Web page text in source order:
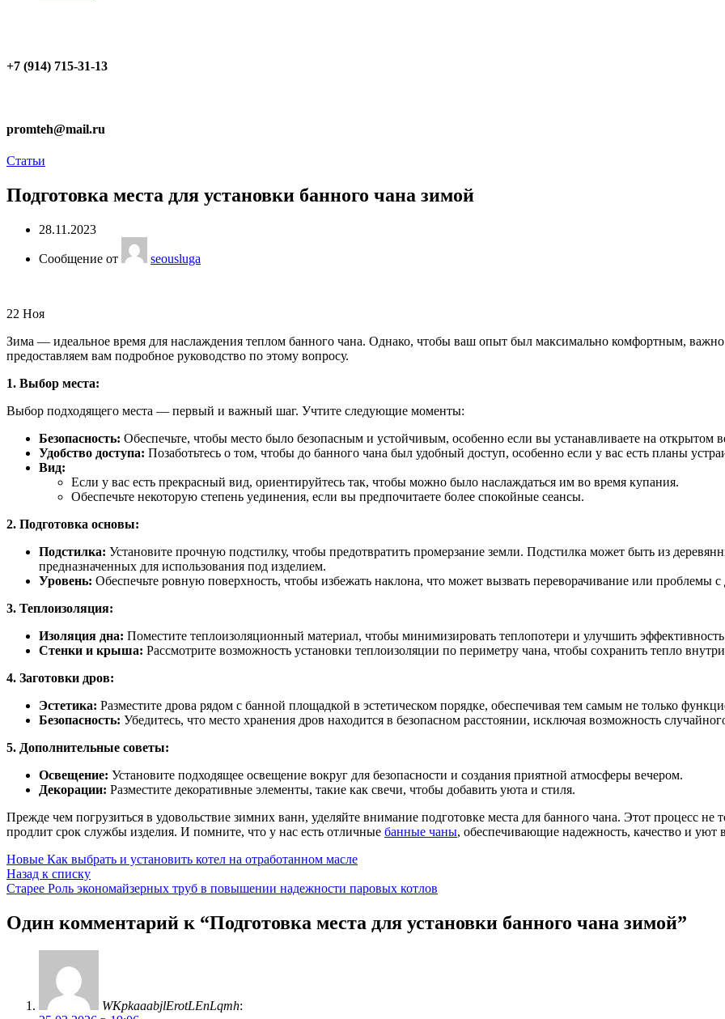
+7 (914) 715-31-13
promteh@mail.ru
Статьи
Подготовка места для установки банного чана зимой
28.11.2023
Сообщение от seousluga
22 Ноя
Зима — идеальное время для наслаждения теплом банного чана. Однако, чтобы ваш опыт был максимально комфортным,
предоставляем вам подробное руководство по этому вопросу.
1. Выбор места:
Выбор подходящего места — первый и важный шаг. Учтите следующие моменты:
Безопасность: Обеспечьте, чтобы место было безопасным и устойчивым, особенно если вы устанавливаете на открытом
Удобство доступа: Позаботьтесь о том, чтобы до банного чана был удобный доступ, особенно если у вас есть планы
Вид:
Если у вас есть прекрасный вид, ориентируйтесь так, чтобы можно было наслаждаться им во время купания.
Обеспечьте некоторую степень уединения, если вы предпочитаете более спокойные сеансы.
2. Подготовка основы:
Подстилка: Установите прочную подстилку, чтобы предотвратить промерзание земли. Подстилка может быть из
предназначенных для использования под изделием.
Уровень: Обеспечьте ровную поверхность, чтобы избежать наклона, что может вызвать переворачивание или проблемы
3. Теплоизоляция:
Изоляция дна: Поместите теплоизоляционный материал, чтобы минимизировать теплопотери и улучшить
Стенки и крыша: Рассмотрите возможность установки теплоизоляции по периметру чана, чтобы сохранить тепло
4. Заготовки дров:
Эстетика: Разместите дрова рядом с банной площадкой в эстетическом порядке, обеспечивая тем самым не только
Безопасность: Убедитесь, что место хранения дров находится в безопасном расстоянии, исключая возможность
5. Дополнительные советы:
Освещение: Установите подходящее освещение вокруг для безопасности и создания приятной атмосферы вечером.
Декорации: Разместите декоративные элементы, такие как свечи, чтобы добавить уюта и стиля.
Прежде чем погрузиться в удовольствие зимних ванн, уделяйте внимание подготовке места для банного чана. Этот процесс
продлит срок службы изделия. И помните, что у нас есть отличные банные чаны, обеспечивающие надежность, качество и
Новые Как выбрать и установить котел на отработанном масле
Назад к списку
Старее Роль экономайзерных труб в повышении надежности паровых котлов
Один комментарий к “Подготовка места для установки банного чана зимой”
WKpkaaabjlErotLEnLqmh: